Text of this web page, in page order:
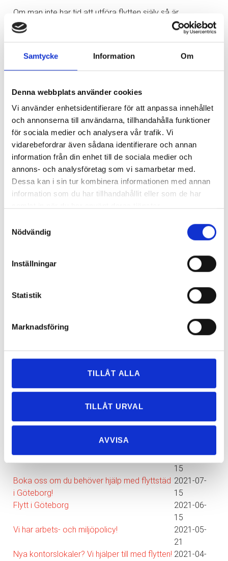
Samtycke Information Om
Denna webbplats använder cookies
Vi använder enhetsidentifierare för att anpassa innehållet
och annonserna till användarna, tillhandahålla funktioner
för sociala medier och analysera vår trafik. Vi
vidarebefordrar även sådana identifierare och annan
information från din enhet till de sociala medier och
annons- och analysföretag som vi samarbetar med.
Dessa kan i sin tur kombinera informationen med annan
information som du har tillhandahållit eller som de har
Nödvändig
Inställningar
Statistik
Marknadsföring
TILLÅT ALLA
TILLÅT URVAL
AVVISA
Om man inte har tid att utföra flytten själv så är
det mer gynnsamt att ta kontakt med en flyttfirma. Dels
för att man får mer tid över till andra saker samtidigt som
förekommer vid en flytt.
På Express-flytt erbjuder vi även försäkring till alla våra
kunder för att de ska kunna känna sig trygga
och lugna att alla deras möbler, inredning och annat
flyttgods tas hand om varsamt. Vi på Express-flytt är en
flyttfirma i Göteborg som gör det enkelt för dig att flytta.
priser och ett väl utfört arbete.
eller funderingar kring din flytt. Vi hjälper dig gärna och
ser till att du får ett kostnadsförslag. Vi flyttar i hela
Varför välja Express Flyttning?
2024-10-
04
Effektivt flytt i Göteborg
14
Företagsflytt i Göteborg
2021-09-
15
Boka oss om du behöver hjälp med flyttstäd
i Göteborg!
2021-07-
15
Flytt i Göteborg
2021-06-
15
Vi har arbets- och miljöpolicy!
2021-05-
21
Nya kontorslokaler? Vi hjälper till med flytten! 2021-04-